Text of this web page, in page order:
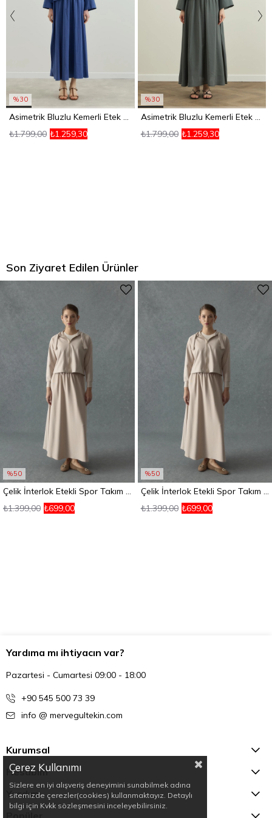
%30
Asimetrik Bluzlu Kemerli Etek Takım İndigo
₺1.259,30
₺1.799,00
%30
Asimetrik Bluzlu Kemerli Etek Takım Petrol Rengi
₺1.259,30
₺1.799,00
Son Ziyaret Edilen Ürünler
%50
Çelik İnterlok Etekli Spor Takım Taş
₺699,00
₺1.399,00
%50
Çelik İnterlok Etekli Spor Takım Taş
₺699,00
₺1.399,00
Yardıma mı ihtiyacın var?
Pazartesi - Cumartesi 09:00 - 18:00
+90 545 500 73 39
info @ mervegultekin.com
Kurumsal
Hesabım
Yardım
Çerez Kullanımı
Sizlere en iyi alışveriş deneyimini sunabilmek adına
sitemizde çerezler(cookies) kullanmaktayız. Detaylı
bilgi için Kvkk sözleşmesini inceleyebilirsiniz.